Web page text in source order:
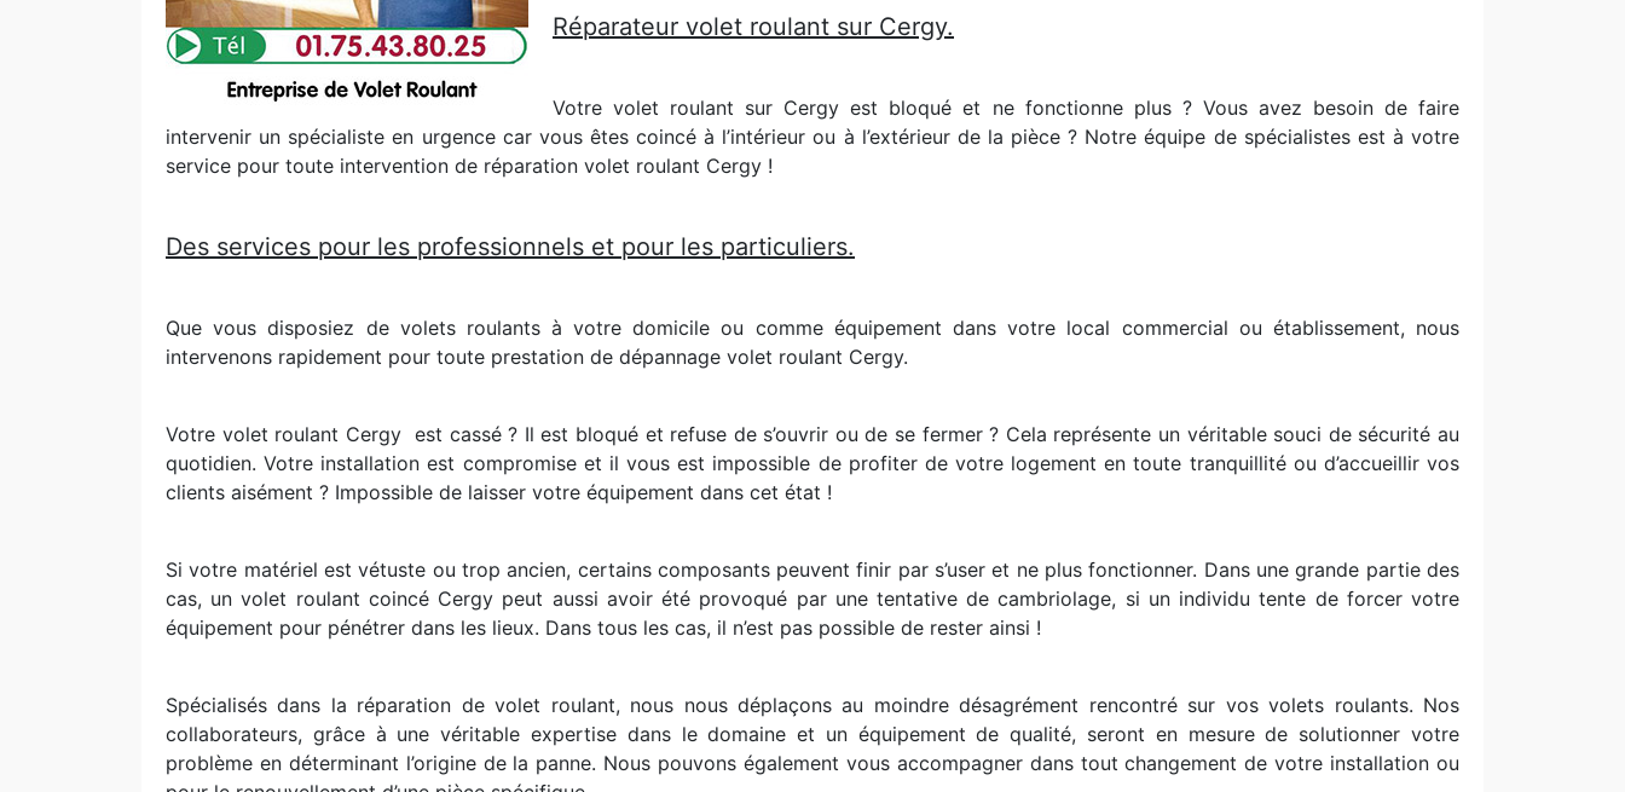
Réparateur volet roulant sur Cergy.
Votre volet roulant sur Cergy est bloqué et ne fonctionne plus ? Vous avez besoin de faire
intervenir un spécialiste en urgence car vous êtes coincé à l’intérieur ou à l’extérieur de la pièce ? Notre équipe de spécialistes est à votre
service pour toute intervention de réparation volet roulant Cergy !
Des services pour les professionnels et pour les particuliers.
Que vous disposiez de volets roulants à votre domicile ou comme équipement dans votre local commercial ou établissement, nous
intervenons rapidement pour toute prestation de dépannage volet roulant Cergy.
Votre volet roulant Cergy est cassé ? Il est bloqué et refuse de s’ouvrir ou de se fermer ? Cela représente un véritable souci de sécurité au
quotidien. Votre installation est compromise et il vous est impossible de profiter de votre logement en toute tranquillité ou d’accueillir vos
clients aisément ? Impossible de laisser votre équipement dans cet état !
Si votre matériel est vétuste ou trop ancien, certains composants peuvent finir par s’user et ne plus fonctionner. Dans une grande partie des
cas, un volet roulant coincé Cergy peut aussi avoir été provoqué par une tentative de cambriolage, si un individu tente de forcer votre
équipement pour pénétrer dans les lieux. Dans tous les cas, il n’est pas possible de rester ainsi !
Spécialisés dans la réparation de volet roulant, nous nous déplaçons au moindre désagrément rencontré sur vos volets roulants. Nos
collaborateurs, grâce à une véritable expertise dans le domaine et un équipement de qualité, seront en mesure de solutionner votre
problème en déterminant l’origine de la panne. Nous pouvons également vous accompagner dans tout changement de votre installation ou